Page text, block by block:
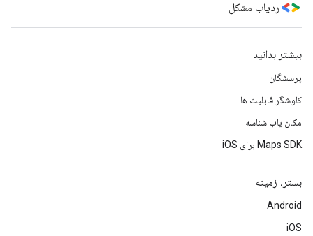
ردیاب مشکل
بیشتر بدانید
پرسشگان
کاوشگر قابلیت ها
مکان یاب شناسه
Maps SDK برای iOS
بستر، زمینه
Android
iOS